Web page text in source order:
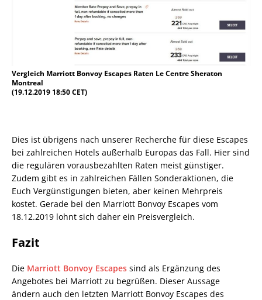
Vergleich Marriott Bonvoy Escapes Raten Le Centre Sheraton
Montreal
(19.12.2019 18:50 CET)
Dies ist übrigens nach unserer Recherche für diese Escapes
bei zahlreichen Hotels außerhalb Europas das Fall. Hier sind
die regulären vorausbezahlten Raten meist günstiger.
Zudem gibt es in zahlreichen Fällen Sonderaktionen, die
Euch Vergünstigungen bieten, aber keinen Mehrpreis
kostet. Gerade bei den Marriott Bonvoy Escapes vom
18.12.2019 lohnt sich daher ein Preisvergleich.
Fazit
Die Marriott Bonvoy Escapes sind als Ergänzung des
Angebotes bei Marriott zu begrüßen. Dieser Aussage
ändern auch den letzten Marriott Bonvoy Escapes des